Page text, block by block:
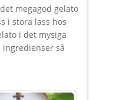
megagod gelato
i stora lass hos
i det mysiga
ingredienser så